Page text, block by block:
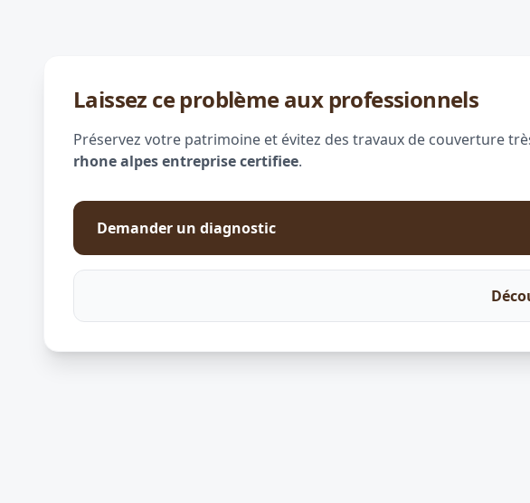
Laissez ce problème aux professionnels
Préservez votre patrimoine et évitez des travaux de couverture
rhone alpes entreprise certifiee.
Demander un diagnostic